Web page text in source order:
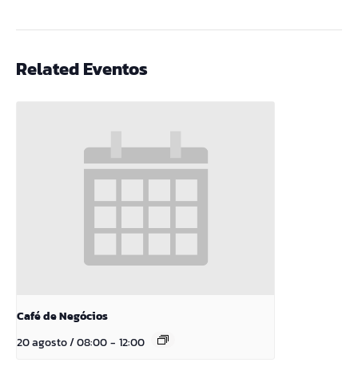
Related Eventos
Café de Negócios
20 agosto / 08:00- 12:00